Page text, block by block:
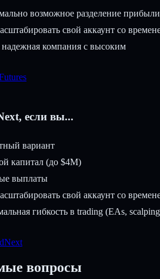
возможное разделение прибыли
свой аккаунт со
компания с высоким
если вы...
вариант
капитал (до $4M)
выплаты
свой аккаунт со
гибкость в trading (EAs,
вопросы